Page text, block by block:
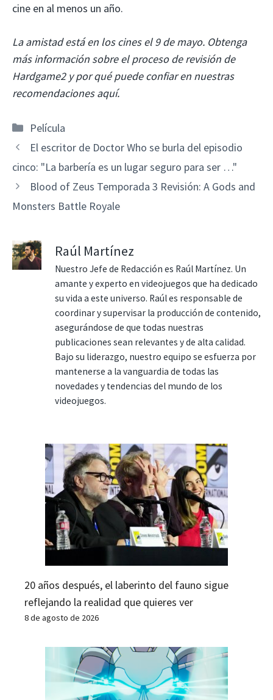
cine en al menos un año.
La amistad está en los cines el 9 de mayo. Obtenga
más información sobre el proceso de revisión de
Hardgame2 y por qué puede confiar en nuestras
recomendacionesaquí.
Categorías
Película
El escritor de Doctor Who se burla del episodio
cinco: "La barbería es un lugar seguro para ser …"
Blood of Zeus Temporada 3 Revisión: A Gods and
Monsters Battle Royale
Raúl Martínez
Nuestro Jefe de Redacción es Raúl Martínez. Un
amante y experto en videojuegos que ha dedicado
su vida a este universo. Raúl es responsable de
coordinar y supervisar la producción de contenido,
asegurándose de que todas nuestras
publicaciones sean relevantes y de alta calidad.
Bajo su liderazgo, nuestro equipo se esfuerza por
mantenerse a la vanguardia de todas las
novedades y tendencias del mundo de los
videojuegos.
20 años después, el laberinto del fauno sigue
reflejando la realidad que quieres ver
8 de agosto de 2026